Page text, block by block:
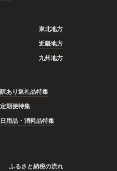
東北地方
近畿地方
九州地方
訳あり返礼品特集
定期便特集
日用品・消耗品特集
ふるさと納税の流れ